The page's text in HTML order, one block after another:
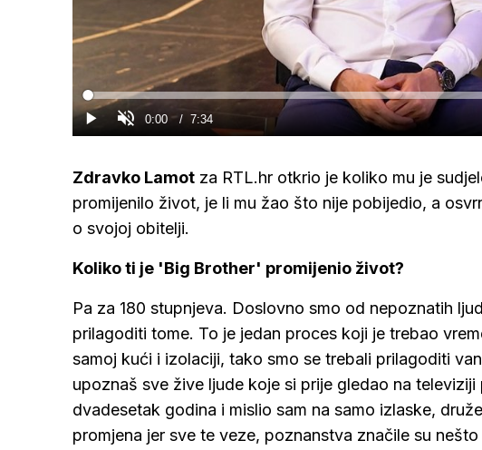
GledajUpali
zvuk
Current
0:00 / Duration
7:34
Loaded:
0%
Zdravko Lamot za RTL.hr otkrio je koliko mu je
promijenilo život, je li mu žao što nije pobijedio, a
o svojoj obitelji.
Koliko ti je 'Big Brother' promijenio život?
Pa za 180 stupnjeva. Doslovno smo od nepoznatih
prilagoditi tome. To je jedan proces koji je trebao
samoj kući i izolaciji, tako smo se trebali prilagoditi
upoznaš sve žive ljude koje si prije gledao na
dvadesetak godina i mislio sam na samo izlaske,
promjena jer sve te veze, poznanstva značile su